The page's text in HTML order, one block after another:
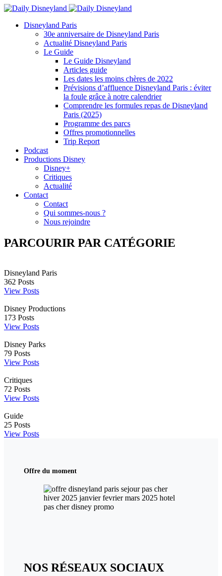
Disneyland Paris
30e anniversaire de Disneyland Paris
Actualité Disneyland Paris
Le Guide
Le Guide Disneyland
Articles guide
Les dates les moins chères de 2022
Prévisions d’affluence Disneyland Paris : éviter
la foule grâce à notre calendrier
Comprendre les formules repas de Disneyland
Paris (2025)
Programme des parcs
Offres promotionnelles
Trip Report
Podcast
Productions Disney
Disney+
Critiques
Actualité
Contact
Contact
Qui sommes-nous ?
Nous rejoindre
PARCOURIR PAR CATÉGORIE
Disneyland Paris
362 Posts
View Posts
Disney Productions
173 Posts
View Posts
Disney Parks
79 Posts
View Posts
Critiques
72 Posts
View Posts
Guide
25 Posts
View Posts
Offre du moment
NOS RÉSEAUX SOCIAUX